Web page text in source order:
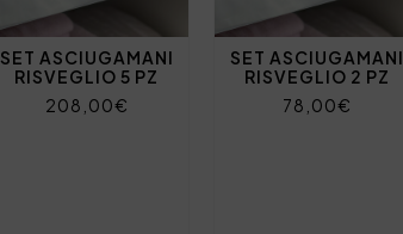
SET ASCIUGAMANI
RISVEGLIO 5 PZ
208,00€
SET ASCIUGAMANI
RISVEGLIO 2 PZ
78,00€